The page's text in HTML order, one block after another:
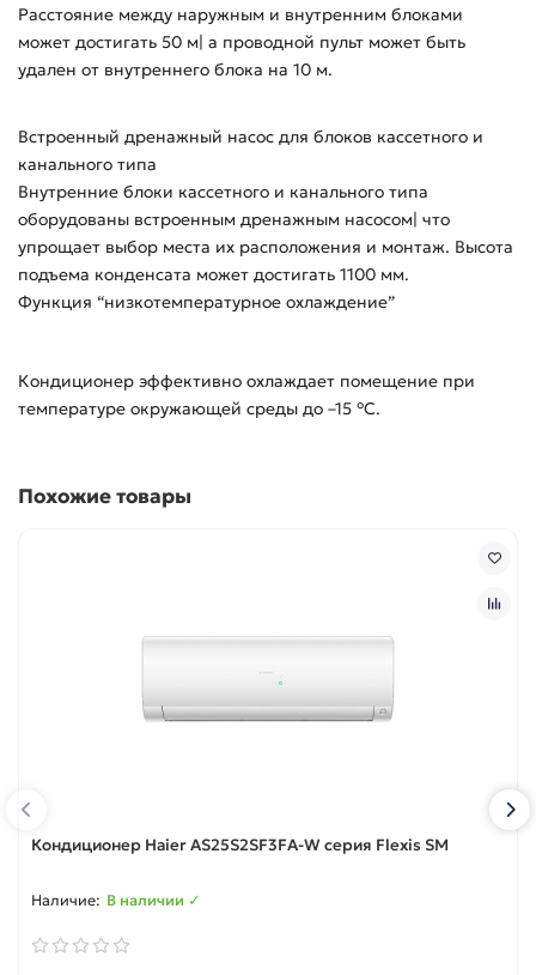
Расстояние между наружным и внутренним блоками
может достигать 50 м| а проводной пульт может быть
удален от внутреннего блока на 10 м.
Встроенный дренажный насос для блоков кассетного и
канального типа
Внутренние блоки кассетного и канального типа
оборудованы встроенным дренажным насосом| что
упрощает выбор места их расположения и монтаж. Высота
подъема конденсата может достигать 1100 мм.
Функция “низкотемпературное охлаждение”
Кондиционер эффективно охлаждает помещение при
температуре окружающей среды до –15 °C.
Похожие товары
Кондиционер Haier AS25S2SF3FA-W серия Flexis SM
В наличии ✓